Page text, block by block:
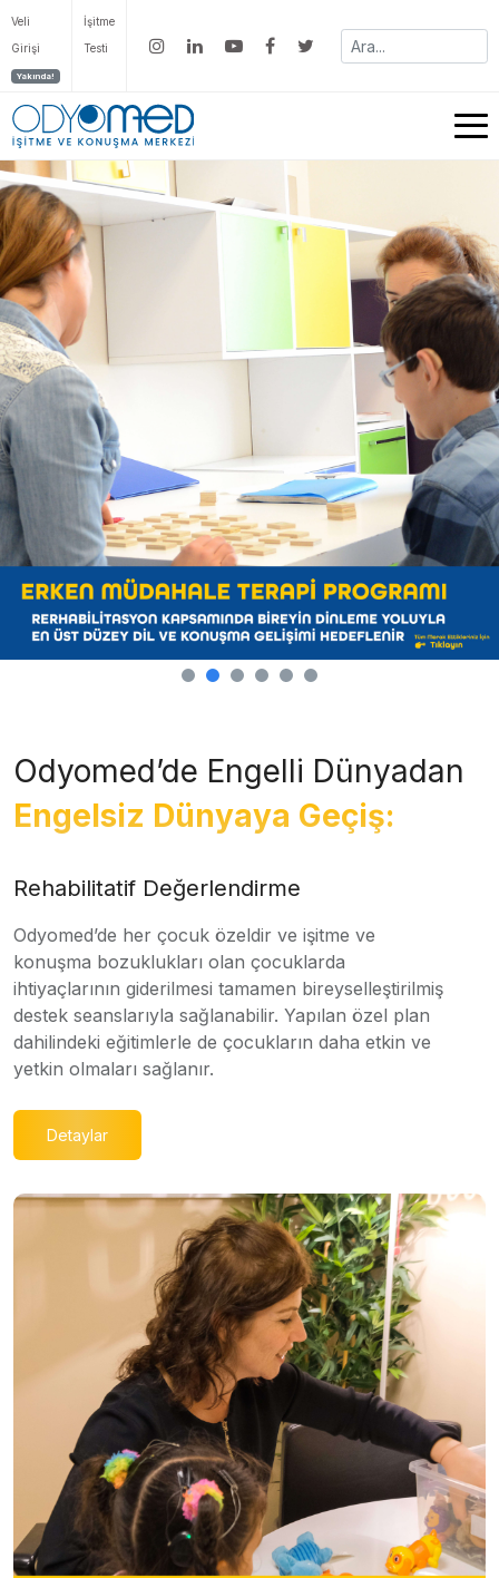
Veli
Girişi
Yakında!
İşitme
Testi
Odyomed’de Engelli Dünyadan
Engelsiz Dünyaya Geçiş:
Rehabilitatif Değerlendirme
Odyomed’de her çocuk özeldir ve işitme ve
konuşma bozuklukları olan çocuklarda
ihtiyaçlarının giderilmesi tamamen bireyselleştirilmiş
destek seanslarıyla sağlanabilir. Yapılan özel plan
dahilindeki eğitimlerle de çocukların daha etkin ve
yetkin olmaları sağlanır.
Detaylar